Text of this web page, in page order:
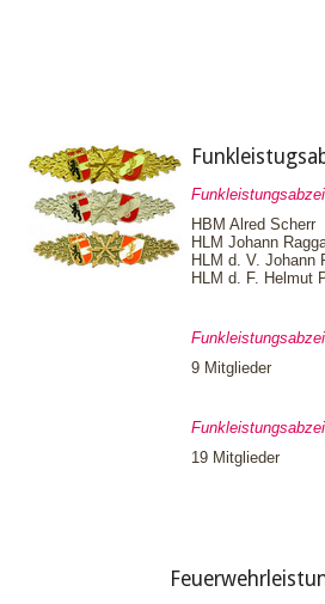
HBM Alred Scherr
HLM Johann
HLM d. V. Johann
HLM d. F. Helmut
9 Mitglieder
19 Mitglieder